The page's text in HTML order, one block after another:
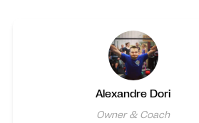
Alexandre Dori
Owner & Coach